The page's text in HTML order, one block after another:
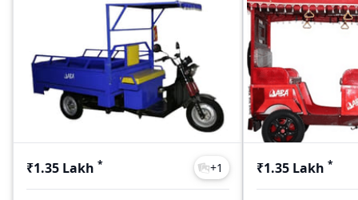
₹1.35 Lakh * +1 ₹1.35 Lakh *